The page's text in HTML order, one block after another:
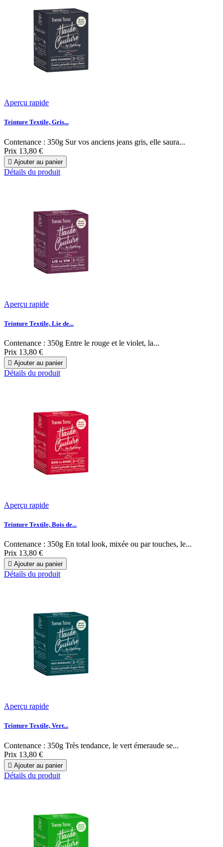
Aperçu rapide
Teinture Textile, Gris...
Contenance : 350g Sur vos anciens jeans gris, elle saura...
Prix 13,80 €
 Ajouter au panier
Détails du produit
Aperçu rapide
Teinture Textile, Lie de...
Contenance : 350g Entre le rouge et le violet, la...
Prix 13,80 €
 Ajouter au panier
Détails du produit
Aperçu rapide
Teinture Textile, Bois de...
Contenance : 350g En total look, mixée ou par touches, le...
Prix 13,80 €
 Ajouter au panier
Détails du produit
Aperçu rapide
Teinture Textile, Vert...
Contenance : 350g Très tendance, le vert émeraude se...
Prix 13,80 €
 Ajouter au panier
Détails du produit